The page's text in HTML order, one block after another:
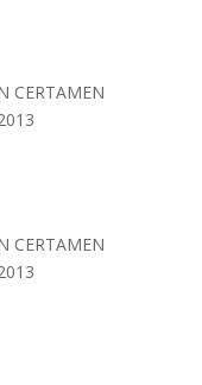
CERTAMEN
CERTAMEN